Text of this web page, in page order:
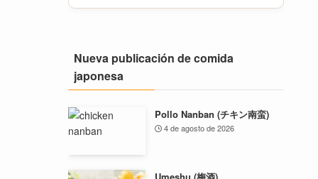
Nueva publicación de comida
japonesa
Pollo Nanban (チキン南蛮)
4 de agosto de 2026